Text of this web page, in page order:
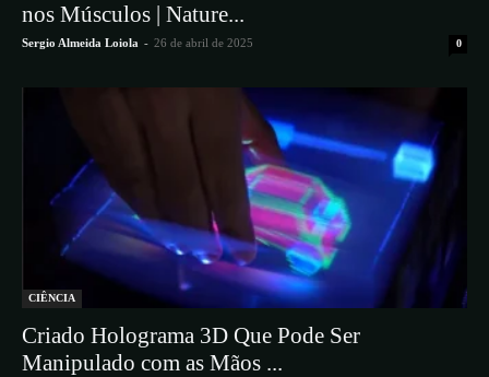
nos Músculos | Nature...
Sergio Almeida Loiola - 26 de abril de 2025 0
CIÊNCIA
​Criado Holograma 3D Que Pode Ser
Manipulado com as Mãos ...